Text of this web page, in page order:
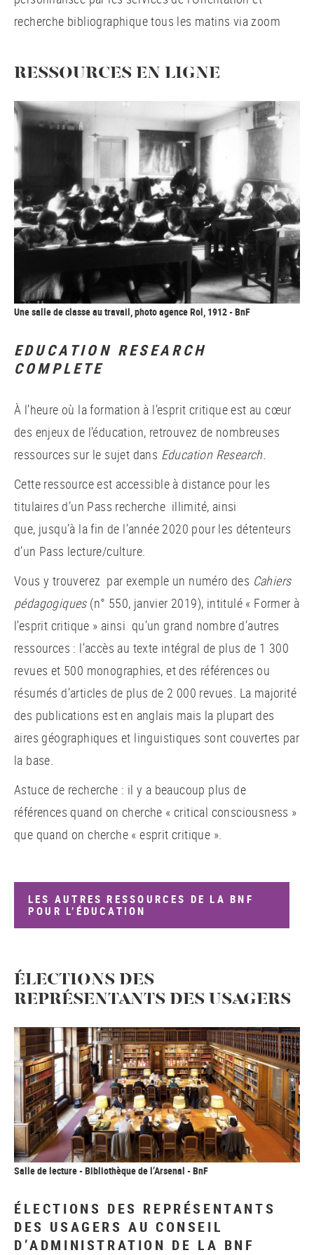
recherche bibliographique tous les matins via zoom
RESSOURCES EN LIGNE
Une salle de classe au travail, photo agence Rol, 1912 - BnF
EDUCATION RESEARCH
COMPLETE
À l’heure où la formation à l’esprit critique est au cœur
des enjeux de l’éducation, retrouvez de nombreuses
ressources sur le sujet dans Education Research.
Cette ressource est accessible à distance pour les
titulaires d’un Pass recherche illimité, ainsi
que, jusqu’à la fin de l’année 2020 pour les détenteurs
d’un Pass lecture/culture.
Vous y trouverez par exemple un numéro des Cahiers
pédagogiques(n° 550, janvier 2019), intitulé « Former à
l’esprit critique » ainsi qu’un grand nombre d’autres
ressources : l’accès au texte intégral de plus de 1 300
revues et 500 monographies, et des références ou
résumés d’articles de plus de 2 000 revues. La majorité
des publications est en anglais mais la plupart des
aires géographiques et linguistiques sont couvertes par
la base.
Astuce de recherche : il y a beaucoup plus de
références quand on cherche « critical consciousness »
que quand on cherche « esprit critique ».
LES AUTRES RESSOURCES DE LA BNF
POUR L’ÉDUCATION
ÉLECTIONS DES
REPRÉSENTANTS DES USAGERS
Salle de lecture - Bibliothèque de l’Arsenal - BnF
ÉLECTIONS DES REPRÉSENTANTS
DES USAGERS AU CONSEIL
D’ADMINISTRATION DE LA BNF